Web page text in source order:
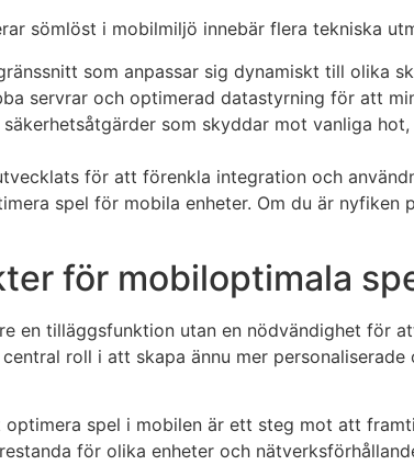
sömlöst i mobilmiljö innebär flera tekniska
som anpassar sig dynamiskt till olika
servrar och optimerad datastyrning för att
säkerhetsåtgärder som skyddar mot vanliga
för att förenkla integration och
spel för mobila enheter. Om du är nyfiken
för mobiloptimala
en tilläggsfunktion utan en nödvändighet för
roll i att skapa ännu mer
spel i mobilen är ett steg mot att
för olika enheter och